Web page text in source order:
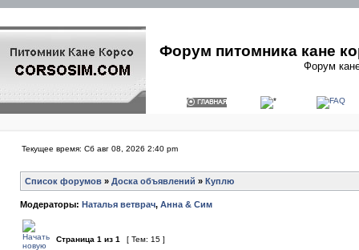
Форум питомника кане
Форум
Текущее время: Сб авг 08, 2026 2:40 pm
Список форумов » Доска объявлений » Куплю
Модераторы: Наталья ветврач, Анна & Сим
Страница 1 из 1 [ Тем: 15 ]